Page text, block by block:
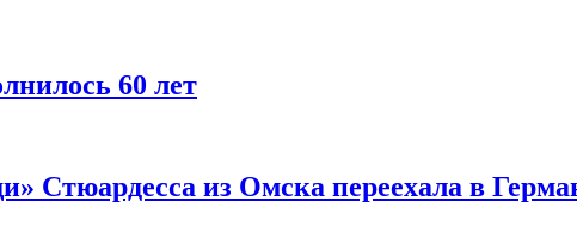
60 лет
Стюардесса из Омска переехала в